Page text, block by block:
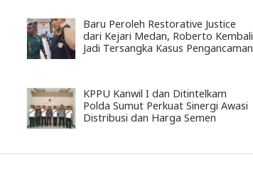
Baru Peroleh Restorative Justice
dari Kejari Medan, Roberto Kembali
Jadi Tersangka Kasus Pengancaman
KPPU Kanwil I dan Ditintelkam
Polda Sumut Perkuat Sinergi Awasi
Distribusi dan Harga Semen